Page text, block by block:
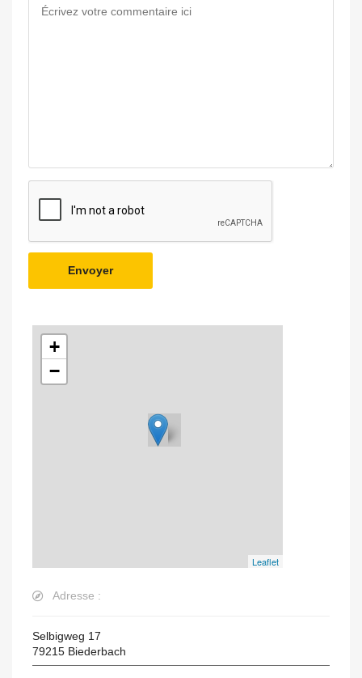
Envoyer
+
−
Leaflet
Adresse :
Selbigweg 17
79215 Biederbach